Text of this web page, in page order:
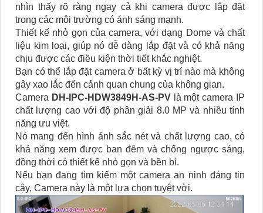
nhìn thấy rõ ràng ngay cả khi camera được lắp đặt
trong các môi trường có ánh sáng mạnh.
Thiết kế nhỏ gọn của camera, với dạng Dome và chất
liệu kim loại, giúp nó dễ dàng lắp đặt và có khả năng
chịu được các điều kiện thời tiết khắc nghiệt.
Bạn có thể lắp đặt camera ở bất kỳ vị trí nào mà không
gây xao lắc đến cảnh quan chung của không gian.
Camera DH-IPC-HDW3849H-AS-PVlà một camera IP
chất lượng cao với độ phân giải 8.0 MP và nhiều tính
năng ưu việt.
Nó mang đến hình ảnh sắc nét và chất lượng cao, có
khả năng xem được ban đêm và chống ngược sáng,
đồng thời có thiết kế nhỏ gọn và bền bỉ.
Nếu bạn đang tìm kiếm một camera an ninh đáng tin
cậy, Camera này là một lựa chọn tuyệt vời.